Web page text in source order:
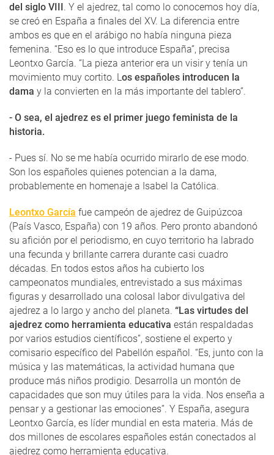
del siglo VIII. Y el ajedrez, tal como lo conocemos hoy día,
se creó en España a finales del XV. La diferencia entre
ambos es que en el arábigo no había ninguna pieza
femenina. “Eso es lo que introduce España”, precisa
Leontxo García. “La pieza anterior era un visir y tenía un
movimiento muy cortito. L os españoles introducen la
dama y la convierten en la más importante del tablero”.
- O sea, el ajedrez es el primer juego feminista de la
historia.
- Pues sí. No se me había ocurrido mirarlo de ese modo.
Son los españoles quienes potencian a la dama,
probablemente en homenaje a Isabel la Católica.
Leontxo García fue campeón de ajedrez de Guipúzcoa
(País Vasco, España) con 19 años. Pero pronto abandonó
su afición por el periodismo, en cuyo territorio ha labrado
una fecunda y brillante carrera durante casi cuadro
décadas. En todos estos años ha cubierto los
campeonatos mundiales, entrevistado a sus máximas
figuras y desarrollado una colosal labor divulgativa del
ajedrez a lo largo y ancho del planeta. “Las virtudes del
ajedrez como herramienta educativa están respaldadas
por varios estudios científicos”, sostiene el experto y
comisario específico del Pabellón español. “Es, junto con la
música y las matemáticas, la actividad humana que
produce más niños prodigio. Desarrolla un montón de
capacidades que son muy útiles para la vida. Nos enseña a
pensar y a gestionar las emociones”. Y España, asegura
Leontxo García, es líder mundial en esta materia. Más de
dos millones de escolares españoles están conectados al
ajedrez como herramienta educativa.